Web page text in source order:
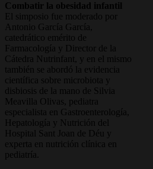
Combatir la obesidad infantil
El simposio fue moderado por
Antonio García García,
catedrático emérito de
Farmacología y Director de la
Cátedra Nutrinfant, y en el mismo
también se abordó la evidencia
científica sobre microbiota y
disbiosis de la mano de Silvia
Meavilla Olivas, pediatra
especialista en Gastroenterología,
Hepatología y Nutrición del
Hospital Sant Joan de Déu y
experta en nutrición clínica en
pediatría.